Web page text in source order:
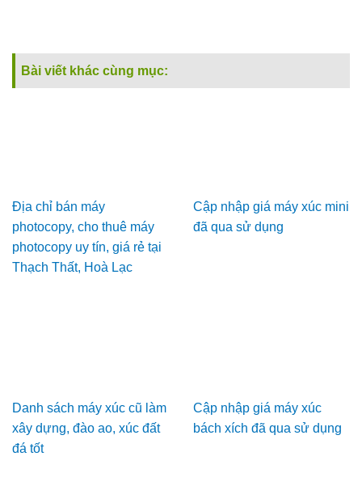
Bài viết khác cùng mục:
Địa chỉ bán máy
photocopy, cho thuê máy
photocopy uy tín, giá rẻ tại
Thạch Thất, Hoà Lạc
Cập nhập giá máy xúc mini
đã qua sử dụng
Danh sách máy xúc cũ làm
xây dựng, đào ao, xúc đất
đá tốt
Cập nhập giá máy xúc
bách xích đã qua sử dụng